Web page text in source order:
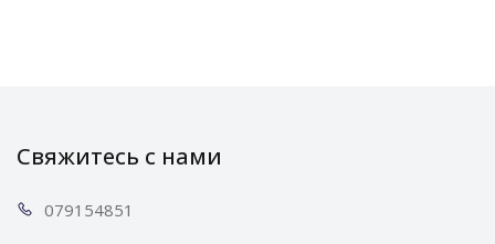
Свяжитесь с нами
0791 54851